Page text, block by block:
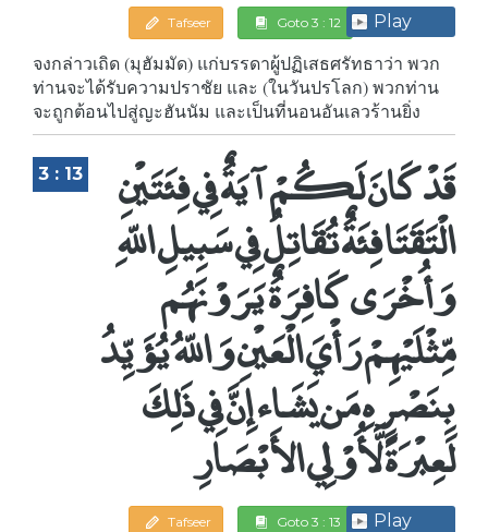
Tafseer Goto 3 : 12 Play
จงกล่าวเถิด (มุฮัมมัด) แก่บรรดาผู้ปฏิเสธศรัทธาว่า พวก
ท่านจะได้รับความปราชัย และ (ในวันปรโลก) พวกท่าน
จะถูกต้อนไปสู่ญะฮันนัม และเป็นที่นอนอันเลวร้านยิ่ง
3 : 13 قَدْ كَانَ لَكُمْ آيَةٌ فِي فِئَتَيْنِ
الْتَقَتَا فِئَةٌ تُقَاتِلُ فِي سَبِيلِ اللّهِ
وَأُخْرَى كَافِرَةٌ يَرَوْنَهُم
مِّثْلَيْهِمْ رَأْيَ الْعَيْنِ وَاللّهُ يُؤَيِّدُ
بِنَصْرِهِ مَن يَشَاء إِنَّ فِي ذَلِكَ
لَعِبْرَةً لَّأُوْلِي الأَبْصَارِ
Tafseer Goto 3 : 13 Play